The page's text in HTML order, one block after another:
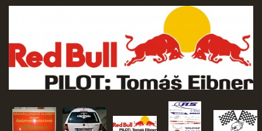
SUBLIMAČNÍ NÁŠIVKY